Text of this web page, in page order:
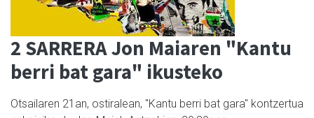
2 SARRERA Jon Maiaren "Kantu
berri bat gara" ikusteko
Otsailaren 21an, ostiralean, "Kantu berri bat gara" kontzertua